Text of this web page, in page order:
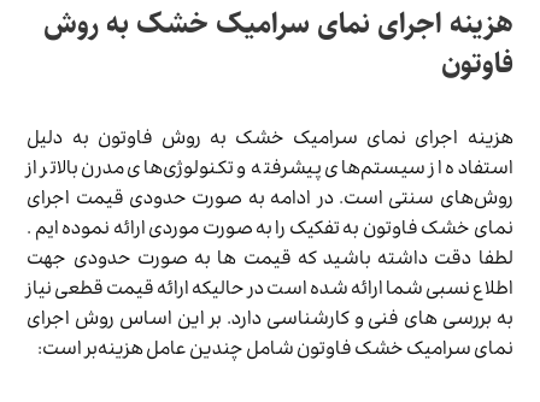
هزینه اجرای نمای سرامیک خشک به روش
فاوتون
هزینه اجرای نمای سرامیک خشک به روش فاوتون به دلیل
استفاده از سیستم‌های پیشرفته و تکنولوژی‌های مدرن بالاتر از
روش‌های سنتی است. در ادامه به صورت حدودی قیمت اجرای
نمای خشک فاوتون به تفکیک را به صورت موردی ارائه نموده ایم .
لطفا دقت داشته باشید که قیمت ها به صورت حدودی جهت
اطلاع نسبی شما ارائه شده است در حالیکه ارائه قیمت قطعی نیاز
به بررسی های فنی و کارشناسی دارد. بر این اساس روش اجرای
نمای سرامیک خشک فاوتون شامل چندین عامل هزینه‌بر است: